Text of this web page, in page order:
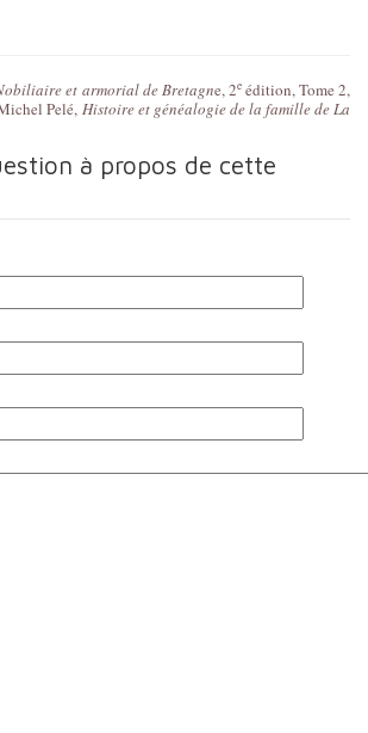
et armorial de Bretagne, 2eédition, Tome 2,
Pelé, Histoire et généalogie de la famille de La
à propos de cette